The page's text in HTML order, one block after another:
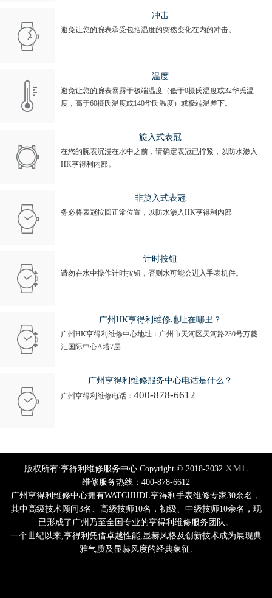
冲击
避免让您的腕表承受包括温度的突然变化在内的冲击。
温度
避免让您的腕表暴露于极端温度（低于0摄氏温度或32华氏温
度，高于60摄氏温度或140华氏温度）或极端温差下。
旋入式表冠
在您的腕表沉浸在水中之前，请确定表冠已拧紧，以防水渗入
HK亨得利内部。
非旋入式表冠
务必将表冠按回正常位置，以防水渗入HK亨得利内部
计时按钮
请勿在水中操作计时按钮，否则水可能会进入手表机件。
广州HK亨得利维修地址在哪里？
广州HK亨得利维修中心地址：广州市天河区天河路230号万菱
汇国际中心A塔7层
广州亨得利维修服务中心电话是什么？
广州亨得利维修电话： 400-878-6612
版权所有:亨得利维修服务中心 Copyright © 2018-2032 XML
维修服务热线：400-878-6612
广州亨得利维修中心拥有WATCHHDL亨得利手表维修专家30余名，
其中高级技术顾问3名、高级技师10名，初级、中级技师10余名，现
已形成了广州乃至全国专业的亨得利维修服务团队。
一个世纪以来,亨得利凭借卓越性能,显赫风格及创新技术成为展现典
雅气质及显赫风度的经典象征.